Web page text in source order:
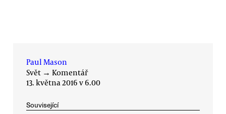
Paul Mason
Svět → Komentář
13. května 2016 v 6.00
Související